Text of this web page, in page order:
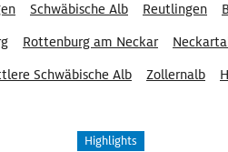
Schwäbische Alb Reutlingen
Rottenburg am Neckar
Schwäbische Alb Zollernalb
Highlights